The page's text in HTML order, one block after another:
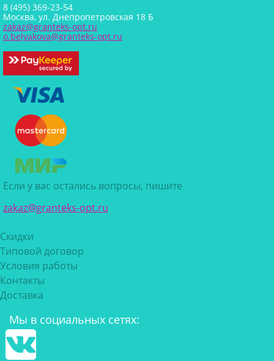
8 (495) 369-23-54
Москва, ул. Днепропетровская 18 Б
zakaz@granteks-opt.ru
o.belyakova@granteks-opt.ru
Если у вас остались вопросы, пишите
zakaz@granteks-opt.ru
Скидки
Типовой договор
Условия работы
Контакты
Доставка
Мы в социальных сетях: